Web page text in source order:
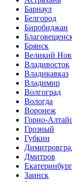
Барнаул
Белгород
Биробиджан
Брянск
Великий
Владивосток
Владикавказ
Владимир
Волгоград
Вологда
Воронеж
Горно-
Грозный
Губкин
Дмитров
Екатеринбург
Заинск